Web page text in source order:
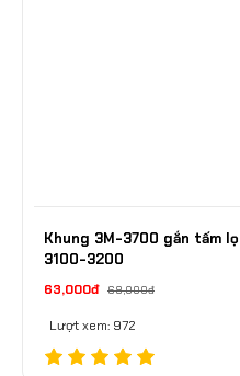
Khung 3M-3700 gắn tấm
3100-3200
63,000đ 68,000đ
Lượt xem: 972